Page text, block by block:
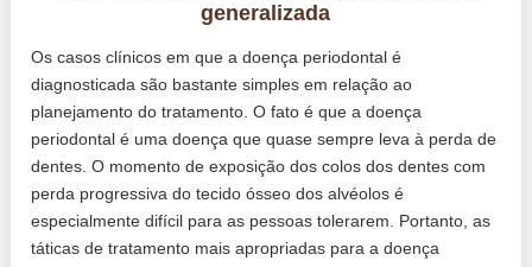
generalizada
Os casos clínicos em que a doença periodontal é
diagnosticada são bastante simples em relação ao
planejamento do tratamento. O fato é que a doença
periodontal é uma doença que quase sempre leva à perda de
dentes. O momento de exposição dos colos dos dentes com
perda progressiva do tecido ósseo dos alvéolos é
especialmente difícil para as pessoas tolerarem. Portanto, as
táticas de tratamento mais apropriadas para a doença